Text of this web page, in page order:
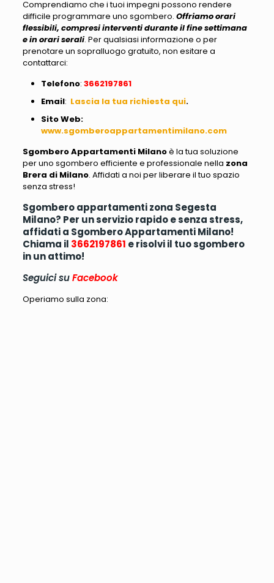
Comprendiamo che i tuoi impegni possono rendere
difficile programmare uno sgombero. Offriamo orari
flessibili, compresi interventi durante il fine settimana
e in orari serali. Per qualsiasi informazione o per
prenotare un sopralluogo gratuito, non esitare a
contattarci:
Telefono: 3662197861
Email: Lascia la tua richiesta qui.
Sito Web:
www.sgomberoappartamentimilano.com
Sgombero Appartamenti Milanoè la tua soluzione
per uno sgombero efficiente e professionale nella zona
Brera di Milano. Affidati a noi per liberare il tuo spazio
senza stress!
Sgombero appartamenti zona Segesta
Milano? Per un servizio rapido e senza stress,
affidati a Sgombero Appartamenti Milano!
Chiama il 3662197861 e risolvi il tuo sgombero
in un attimo!
Seguici suFacebook
Operiamo sulla zona: